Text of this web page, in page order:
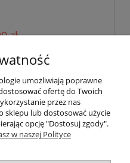
zł
umożliwiają poprawne
ofertę do Twoich
przez nas
sklepu lub dostosować użycie
opcję "Dostosuj zgody".
w naszej Polityce